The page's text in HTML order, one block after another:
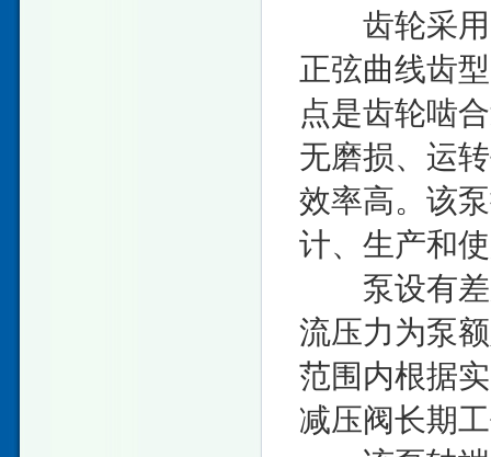
齿轮采用
正弦曲线齿
点是齿轮啮
无磨损、运
效率高。该
计、生产和
泵设有差
流压力为泵
范围内根据
减压阀长期